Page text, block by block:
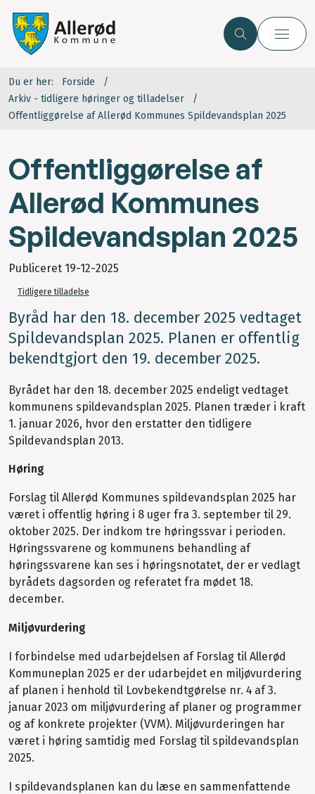
Du er her:
Forside
Arkiv - tidligere høringer og tilladelser
Offentliggørelse af Allerød Kommunes Spildevandsplan 2025
Offentliggørelse af
Allerød Kommunes
Spildevandsplan 2025
Publiceret 19-12-2025
Tidligere tilladelse
Byråd har den 18. december 2025 vedtaget
Spildevandsplan 2025. Planen er offentlig
bekendtgjort den 19. december 2025.
Byrådet har den 18. december 2025 endeligt vedtaget
kommunens spildevandsplan 2025. Planen træder i kraft
1. januar 2026, hvor den erstatter den tidligere
Spildevandsplan 2013.
Høring
Forslag til Allerød Kommunes spildevandsplan 2025 har
været i offentlig høring i 8 uger fra 3. september til 29.
oktober 2025. Der indkom tre høringssvar i perioden.
Høringssvarene og kommunens behandling af
høringssvarene kan ses i høringsnotatet, der er vedlagt
byrådets dagsorden og referatet fra mødet 18.
december.
Miljøvurdering
I forbindelse med udarbejdelsen af Forslag til Allerød
Kommuneplan 2025 er der udarbejdet en miljøvurdering
af planen i henhold til Lovbekendtgørelse nr. 4 af 3.
januar 2023 om miljøvurdering af planer og programmer
og af konkrete projekter (VVM). Miljøvurderingen har
været i høring samtidig med Forslag til spildevandsplan
2025.
I spildevandsplanen kan du læse en sammenfattende